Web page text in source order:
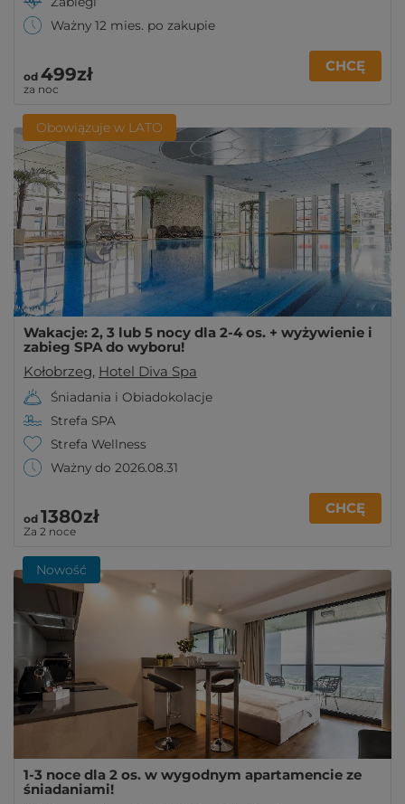
Ważny 12 mies. po zakupie
od 499zł
za noc
CHCĘ
Obowiązuje w LATO
Wakacje: 2, 3 lub 5 nocy dla 2-4 os. + wyżywienie i
zabieg SPA do wyboru!
Kołobrzeg, Hotel Diva Spa
Śniadania i Obiadokolacje
Strefa SPA
Strefa Wellness
Ważny do 2026.08.31
od 1380zł
Za 2 noce
CHCĘ
Nowość
1-3 noce dla 2 os. w wygodnym apartamencie ze
śniadaniami!